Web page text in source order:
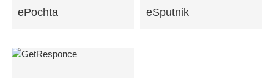
ePochta eSputnik